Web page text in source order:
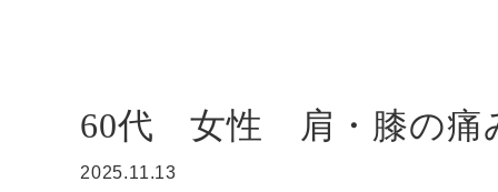
60代 女性 肩・膝の痛
2025.11.13